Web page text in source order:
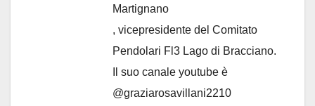
Martignano
, vicepresidente del Comitato
Pendolari Fl3 Lago di Bracciano.
Il suo canale youtube è
@graziarosavillani2210